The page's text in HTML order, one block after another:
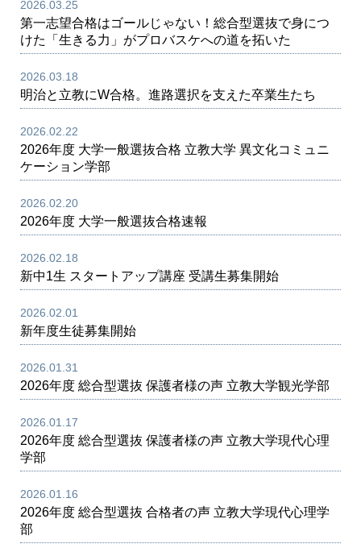
2026.03.25
第一志望合格はゴールじゃない！総合型選抜で身につ
けた「生きる力」がプロバスケへの道を拓いた
2026.03.18
明治と立教にW合格。進路選択を支えた卒業生たち
2026.02.22
2026年度 大学一般選抜合格 立教大学 異文化コミュニ
ケーション学部
2026.02.20
2026年度 大学一般選抜合格速報
2026.02.18
新中1生 スタートアップ講座 受講生募集開始
2026.02.01
新年度生徒募集開始
2026.01.31
2026年度 総合型選抜 保護者様の声 立教大学観光学部
2026.01.17
2026年度 総合型選抜 保護者様の声 立教大学現代心理
学部
2026.01.16
2026年度 総合型選抜 合格者の声 立教大学現代心理学
部